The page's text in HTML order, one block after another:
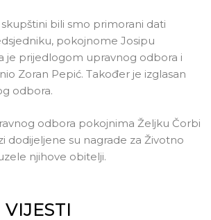
bili smo primorani dati
pokojnome Josipu
je prijedlogom upravnog odbora i
Zoran Pepić. Također je izglasan
odbora.
odbora pokojnima Željku Čorbi
dodijeljene su nagrade za Životno
njihove obitelji.